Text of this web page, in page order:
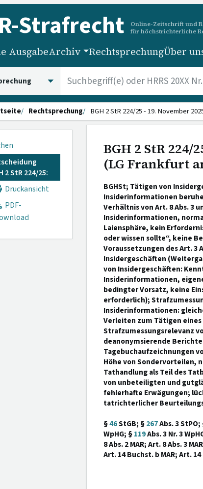
-Strafrecht
Online-Zeitschrift und
für höchstrichterliche
AusgabeArchiv RechtsprechungÜber
Rechtsprechung BGH 2 StR 224/25 - 19. November
2 StR 224/25:
Druckansicht
PDF-
BGH 2 StR 224/
(LG Frankfurt
BGHSt; Tätigen von
Insiderinformationen
Verhältnis von Art. 8 Abs. 3
Insiderinformationen,
Laiensphäre, kein
oder wissen sollte“, keine
Voraussetzungen des Art. 3
Insidergeschäften
von Insidergeschäften:
Insiderinformationen,
bedingter Vorsatz, keine
erforderlich);
Insiderinformationen:
Verleiten zum Tätigen
Strafzumessungsrelevanz
deanonymsierende
Tagebuchaufzeichnungen
Höhe von Sondervorteilen,
Tathandlung als Teil des
von unbeteiligten und
fehlerhafte Erwägungen;
tatrichterlicher
§46StGB; §267Abs. 3 StPO;
WpHG; §119Abs. 3 Nr. 3
8 Abs. 2 MAR; Art. 8 Abs. 3
Art. 14 Buchst. b MAR; Art. 14